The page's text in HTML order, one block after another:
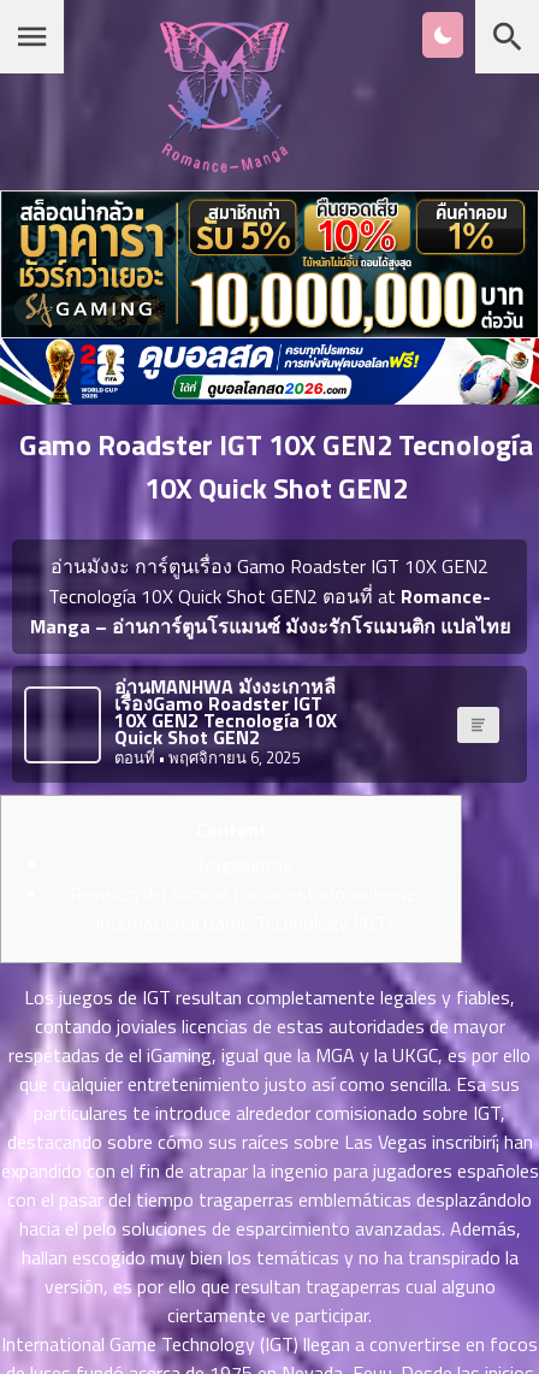
หมวดมังงะ
รายชื่อมังงะ Romance
เกาหลี
จีน
ญี่ปุ่น
จบแล้ว
มังงะ NTR
บุ๊กมาร์ก
Gamo Roadster IGT 10X GEN2 Tecnología
10X Quick Shot GEN2
อ่านมังงะ การ์ตูนเรื่อง Gamo Roadster IGT 10X GEN2
Tecnología 10X Quick Shot GEN2 ตอนที่ at Romance-
Manga – อ่านการ์ตูนโรแมนซ์ มังงะรักโรแมนติก แปลไทย
อ่านMANHWA มังงะเกาหลี
เรื่องGamo Roadster IGT
10X GEN2 Tecnología 10X
Quick Shot GEN2
ตอนที่• พฤศจิกายน 6, 2025
Los juegos de IGT resultan completamente legales y fiables,
contando joviales licencias de estas autoridades de mayor
respetadas de el iGaming, igual que la MGA y la UKGC, es por ello
que cualquier entretenimiento justo así­ como sencilla. Esa sus
particulares te introduce alrededor comisionado sobre IGT,
destacando sobre cómo sus raíces sobre Las Vegas inscribirí¡ han
expandido con el fin de atrapar la ingenio para jugadores españoles
con el pasar del tiempo tragaperras emblemáticas desplazándolo
hacia el pelo soluciones de esparcimiento avanzadas. Además,
hallan escogido muy bien los temáticas y no ha transpirado la
versión, es por ello que resultan tragaperras cual alguno
ciertamente ve participar.
International Game Technology (IGT) llegan a convertirse en focos
Chapter
List
น
2
ตอน
ที่
น
3
ตอน
ที่
ม
4
ตอน
5
ตอน
น
ตอน
ที่
น
7
ตอน
ที่
9
ตอน
ที่
10
ตอน
ที่
ม
11
ตอน
ที่
12
ตอน
ที่
ม